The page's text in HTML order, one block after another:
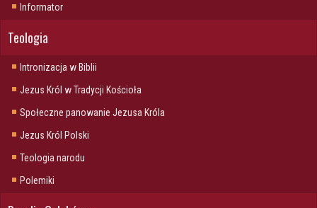
Informator
Teologia
Intronizacja w Biblii
Jezus Król w Tradycji Kościoła
Społeczne panowanie Jezusa Króla
Jezus Król Polski
Teologia narodu
Polemiki